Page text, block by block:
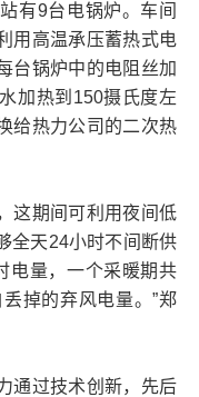
有9台电锅炉。车间
用高温承压蓄热式电
台锅炉中的电阻丝加
加热到150摄氏度左
给热力公司的二次热
这期间可利用夜间低
全天24小时不间断供
电量，一个采暖期共
掉的弃风电量。”郑
通过技术创新，先后